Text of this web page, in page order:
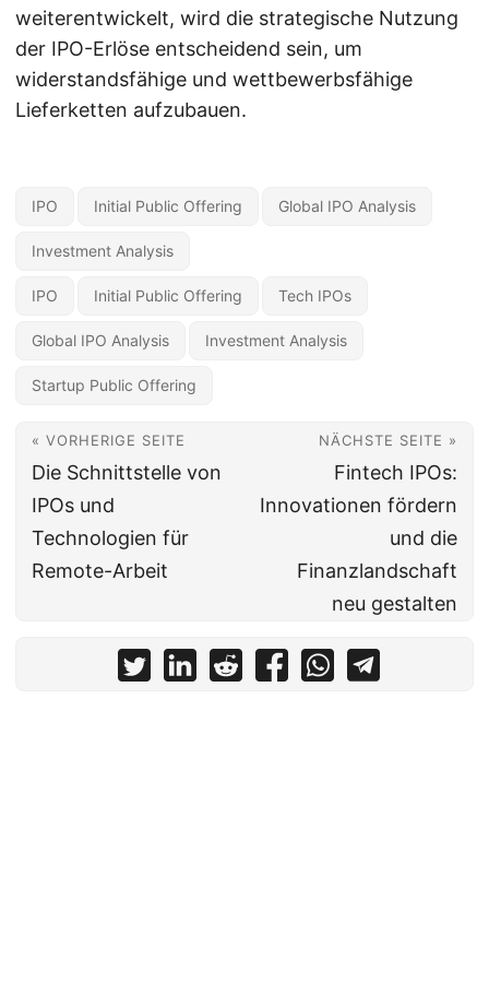
weiterentwickelt, wird die strategische Nutzung
der IPO-Erlöse entscheidend sein, um
widerstandsfähige und wettbewerbsfähige
Lieferketten aufzubauen.
IPO Initial Public Offering Global IPO Analysis
Investment Analysis
IPO Initial Public Offering Tech IPOs
Global IPO Analysis Investment Analysis
Startup Public Offering
« VORHERIGE SEITE
Die Schnittstelle von
IPOs und
Technologien für
Remote-Arbeit
NÄCHSTE SEITE »
Fintech IPOs:
Innovationen fördern
und die
Finanzlandschaft
neu gestalten